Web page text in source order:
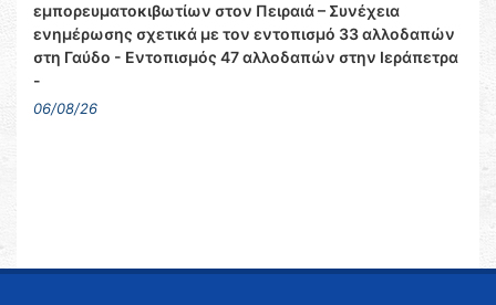
εμπορευματοκιβωτίων στον Πειραιά – Συνέχεια
ενημέρωσης σχετικά με τον εντοπισμό 33 αλλοδαπών
στη Γαύδο - Εντοπισμός 47 αλλοδαπών στην Ιεράπετρα
-
06/08/26